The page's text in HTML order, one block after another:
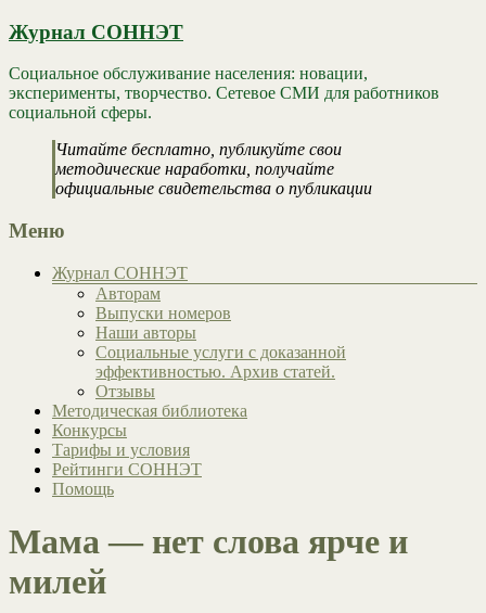
Журнал СОННЭТ
Социальное обслуживание населения: новации,
эксперименты, творчество. Сетевое СМИ для работников
социальной сферы.
Читайте бесплатно, публикуйте свои
методические наработки, получайте
официальные свидетельства о публикации
Меню
Журнал СОННЭТ
Авторам
Выпуски номеров
Наши авторы
Социальные услуги с доказанной
эффективностью. Архив статей.
Отзывы
Методическая библиотека
Конкурсы
Тарифы и условия
Рейтинги СОННЭТ
Помощь
Мама — нет слова ярче и
милей